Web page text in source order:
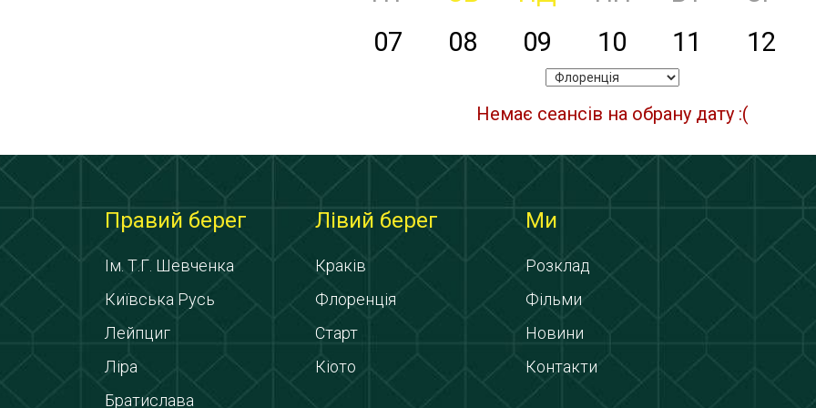
07
08 09 10 11 12
Немає сеансів на обрану дату :(
Правий берег
Ім. Т.Г. Шевченка
Київська Русь
Лейпциг
Ліра
Братислава
Лівий берег
Краків
Флоренція
Старт
Кіото
Ми
Розклад
Фільми
Новини
Контакти